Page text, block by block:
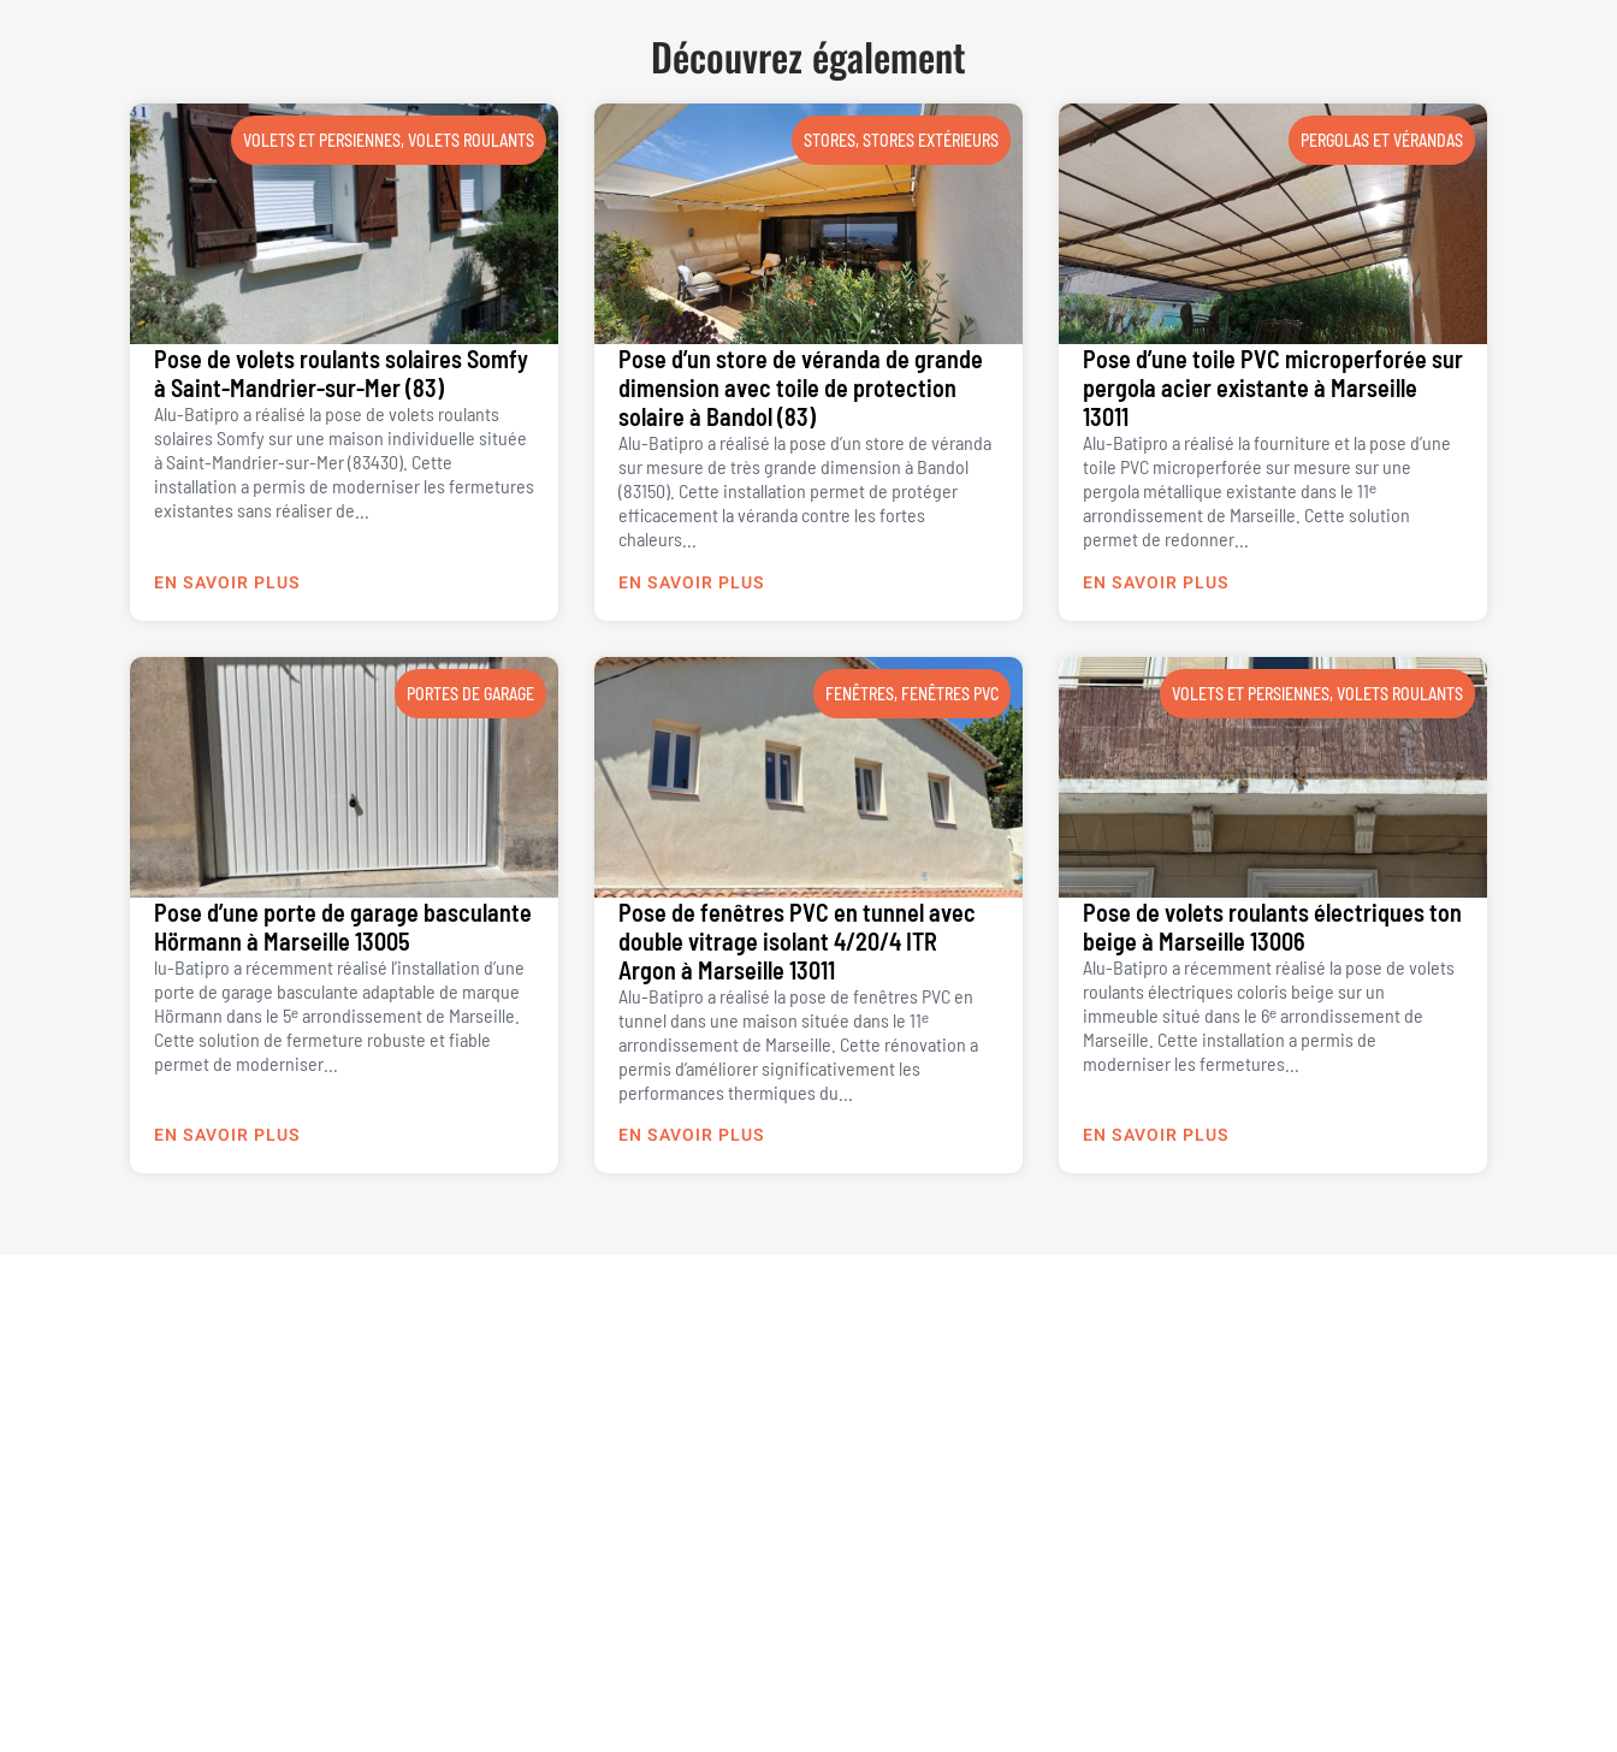
Découvrez également
VOLETS ET PERSIENNES,VOLETS ROULANTS
Pose de volets roulants solaires Somfy
à Saint-Mandrier-sur-Mer (83)
Alu-Batipro a réalisé la pose de volets roulants
solaires Somfy sur une maison individuelle située
à Saint-Mandrier-sur-Mer (83430). Cette
installation a permis de moderniser les fermetures
existantes sans réaliser de...
EN SAVOIR PLUS
STORES,STORES EXTÉRIEURS
Pose d’un store de véranda de grande
dimension avec toile de protection
solaire à Bandol (83)
Alu-Batipro a réalisé la pose d’un store de véranda
sur mesure de très grande dimension à Bandol
(83150). Cette installation permet de protéger
efficacement la véranda contre les fortes
chaleurs...
EN SAVOIR PLUS
PERGOLAS ET VÉRANDAS
Pose d’une toile PVC microperforée sur
pergola acier existante à Marseille
13011
Alu-Batipro a réalisé la fourniture et la pose d’une
toile PVC microperforée sur mesure sur une
pergola métallique existante dans le 11ᵉ
arrondissement de Marseille. Cette solution
permet de redonner...
EN SAVOIR PLUS
PORTES DE GARAGE
Pose d’une porte de garage basculante
Hörmann à Marseille 13005
lu-Batipro a récemment réalisé l’installation d’une
porte de garage basculante adaptable de marque
Hörmann dans le 5ᵉ arrondissement de Marseille.
Cette solution de fermeture robuste et fiable
permet de moderniser...
EN SAVOIR PLUS
FENÊTRES, FENÊTRES PVC
Pose de fenêtres PVC en tunnel avec
double vitrage isolant 4/20/4 ITR
Argon à Marseille 13011
Alu-Batipro a réalisé la pose de fenêtres PVC en
tunnel dans une maison située dans le 11ᵉ
arrondissement de Marseille. Cette rénovation a
permis d’améliorer significativement les
performances thermiques du...
EN SAVOIR PLUS
VOLETS ET PERSIENNES,VOLETS ROULANTS
Pose de volets roulants électriques ton
beige à Marseille 13006
Alu-Batipro a récemment réalisé la pose de volets
roulants électriques coloris beige sur un
immeuble situé dans le 6ᵉ arrondissement de
Marseille. Cette installation a permis de
moderniser les fermetures...
EN SAVOIR PLUS